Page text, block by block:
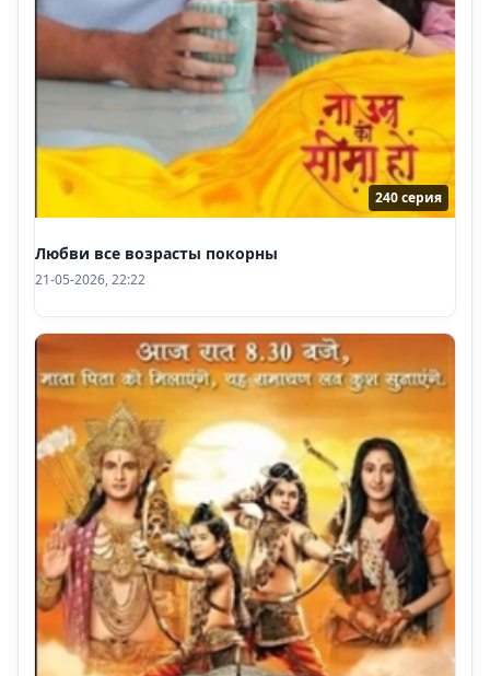
240 серия
Любви все возрасты покорны
21-05-2026, 22:22